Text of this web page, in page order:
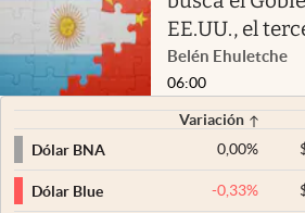
EE.UU., el
Belén Ehuletche
06:00
Variación
Dólar BNA
0,00%
Dólar Blue -0,33%